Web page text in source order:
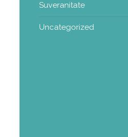
Suveranitate
Uncategorized